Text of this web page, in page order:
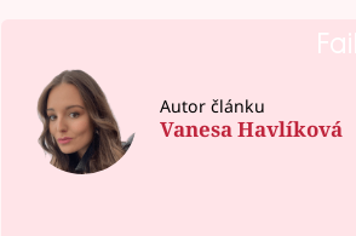
Autor článku
Vanesa Havlíková